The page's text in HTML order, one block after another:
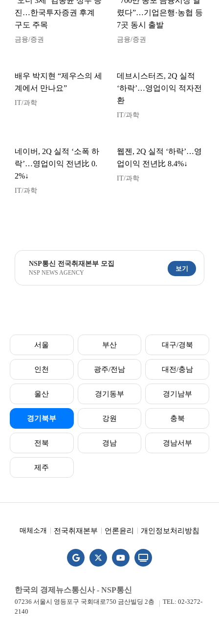
진…한국투자증권 후계
구도 주목
금융/증권
렸다”…기업은행·농협 등
7곳 동시 출발
금융/증권
배우 박지현 “제우스의 세
계에서 만나요”
IT/과학
데브시스터즈, 2Q 실적
‘하락’…영업이익 적자전
환
IT/과학
네이버, 2Q 실적 ‘소폭 하
락’…영업이익 전년比 0.
2%↓
IT/과학
웹젠, 2Q 실적 ‘하락’…영
업이익 전년比 8.4%↓
IT/과학
NSP통신 전국취재본부 모집
NSP NEWS AGENCY
보기
서울 부산 대구/경북
인천 광주/전남 대전/충남
울산 경기동부 경기남부
경기북부 강원 충북
전북 경남 경남서부
제주
매체소개 전국취재본부 언론윤리 개인정보처리방침
한국의 경제뉴스통신사 - NSP통신
07236 서울시 영등포구 국회대로750 금산빌딩 2층
TEL: 02-3272-
2140